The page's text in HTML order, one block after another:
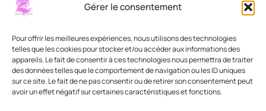
Gérer le consentement
Pour offrir les meilleures expériences, nous utilisons des technologies
telles que les cookies pour stocker et/ou accéder aux informations des
appareils. Le fait de consentir à ces technologies nous permettra de traiter
des données telles que le comportement de navigation ou les ID uniques
sur ce site. Le fait de ne pas consentir ou de retirer son consentement peut
avoir un effet négatif sur certaines caractéristiques et fonctions.